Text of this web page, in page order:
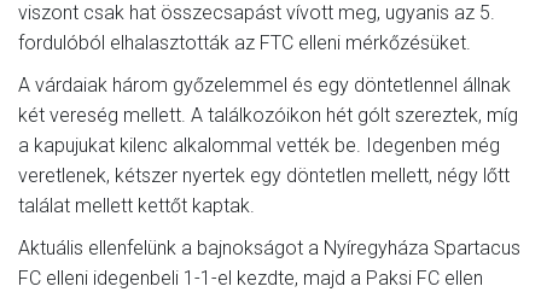
viszont csak hat összecsapást vívott meg, ugyanis az 5.
fordulóból elhalasztották az FTC elleni mérkőzésüket.
A várdaiak három győzelemmel és egy döntetlennel állnak
két vereség mellett. A találkozóikon hét gólt szereztek, míg
a kapujukat kilenc alkalommal vették be. Idegenben még
veretlenek, kétszer nyertek egy döntetlen mellett, négy lőtt
találat mellett kettőt kaptak.
Aktuális ellenfelünk a bajnokságot a Nyíregyháza Spartacus
FC elleni idegenbeli 1-1-el kezdte, majd a Paksi FC ellen